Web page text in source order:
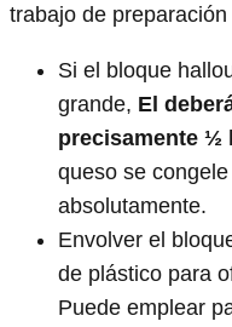
trabajo de
Si el bloque
grande, El
precisamente ½
queso se
absolutamente.
Envolver el
de plástico para
Puede emplear